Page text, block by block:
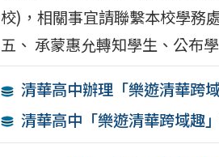
校)，相關事宜請聯繫本校學務
五、 承蒙惠允轉知學生、公布
清華高中辦理「樂遊清華跨
清華高中「樂遊清華跨域趣